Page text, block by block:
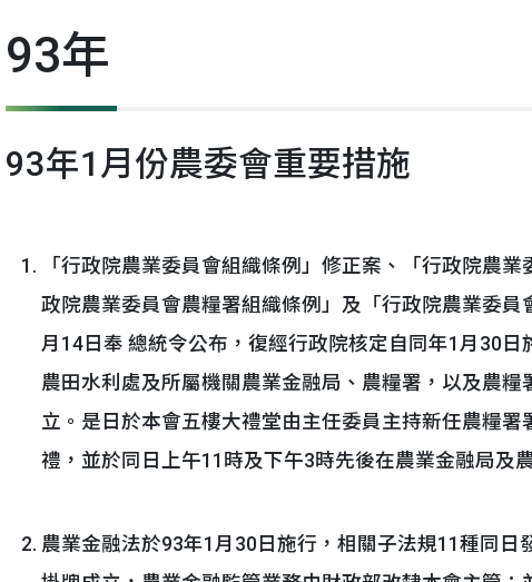
93年
93年1月份農委會重要措施
「行政院農業委員會組織條例」修正案、「行政院農
政院農業委員會農糧署組織條例」及「行政院農業委員
月14日奉 總統令公布，復經行政院核定自同年1月30日
農田水利處及所屬機關農業金融局、農糧署，以及農
立。是日於本會五樓大禮堂由主任委員主持新任農糧
禮，並於同日上午11時及下午3時先後在農業金融局及
農業金融法於93年1月30日施行，相關子法規11種同日